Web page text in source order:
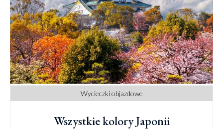
Wycieczki objazdowe
Wszystkie kolory Japonii